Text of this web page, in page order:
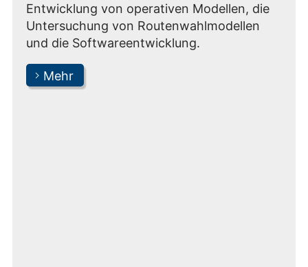
Entwicklung von operativen Modellen, die
Untersuchung von Routenwahlmodellen
und die Softwareentwicklung.
Mehr